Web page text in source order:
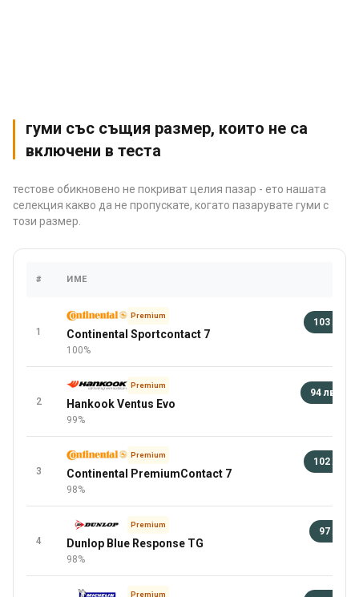
гуми със същия размер, които не са
включени в теста
тестове обикновено не покриват целия пазар - ето нашата
селекция какво да не пропускате, когато пазарувате гуми с
този размер.
# ИМЕ
1
Premium
Continental Sportcontact 7
100%
103 лв
2
Premium
Hankook Ventus Evo
99%
94 лв
3
Premium
Continental PremiumContact 7
98%
102 лв
4
Premium
Dunlop Blue Response TG
98%
97 лв
Premium